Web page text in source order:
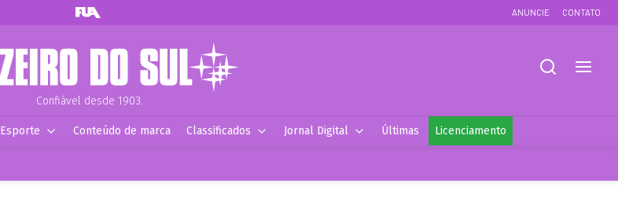
ANUNCIE CONTATO
Confiável desde 1903.
Esporte Conteúdo de marca Classificados Jornal Digital Últimas Licenciamento